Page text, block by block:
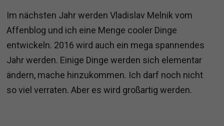
Im nächsten Jahr werden Vladislav Melnik vom
Affenblog und ich eine Menge cooler Dinge
entwickeln. 2016 wird auch ein mega spannendes
Jahr werden. Einige Dinge werden sich elementar
ändern, mache hinzukommen. Ich darf noch nicht
so viel verraten. Aber es wird großartig werden.